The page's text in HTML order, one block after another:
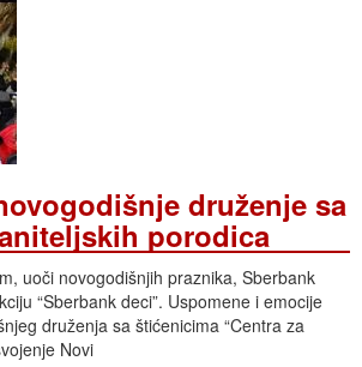
druženje sa
porodica
uoči novogodišnjih praznika, Sberbank
“Sberbank deci”. Uspomene i emocije
druženja sa štićenicima “Centra za
Novi